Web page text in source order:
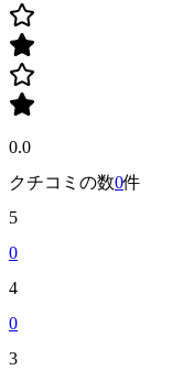
0.0
クチコミの数0件
5
0
4
0
3